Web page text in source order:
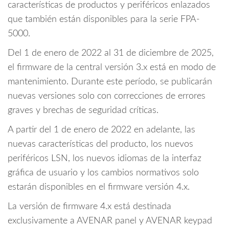
características de productos y periféricos enlazados
que también están disponibles para la serie FPA-
5000.
Del 1 de enero de 2022 al 31 de diciembre de 2025,
el firmware de la central versión 3.x está en modo de
mantenimiento. Durante este período, se publicarán
nuevas versiones solo con correcciones de errores
graves y brechas de seguridad críticas.
A partir del 1 de enero de 2022 en adelante, las
nuevas características del producto, los nuevos
periféricos LSN, los nuevos idiomas de la interfaz
gráfica de usuario y los cambios normativos solo
estarán disponibles en el firmware versión 4.x.
La versión de firmware 4.x está destinada
exclusivamente a AVENAR panel y AVENAR keypad